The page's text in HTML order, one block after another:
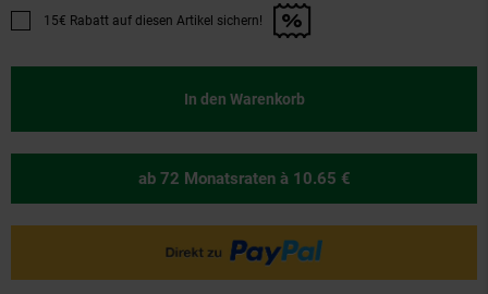
Promotion "15€ Rabatt auf diesen Artikel sichern!" anwenden
15€ Rabatt auf diesen Artikel sichern!
In den Warenkorb
ab 72 Monatsraten à 10.65 €